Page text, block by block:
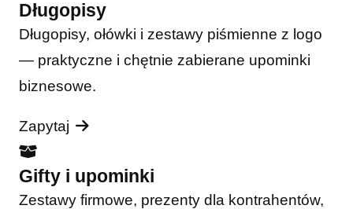
Długopisy
Długopisy, ołówki i zestawy piśmienne z logo
— praktyczne i chętnie zabierane upominki
biznesowe.
Zapytaj
Gifty i upominki
Zestawy firmowe, prezenty dla kontrahentów,